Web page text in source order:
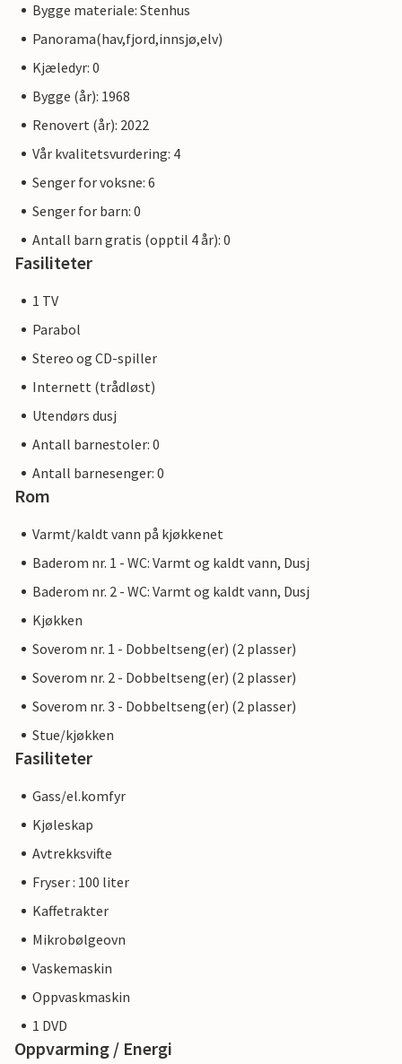
Bygge materiale: Stenhus
Panorama(hav,fjord,innsjø,elv)
Kjæledyr: 0
Bygge (år): 1968
Renovert (år): 2022
Vår kvalitetsvurdering: 4
Senger for voksne: 6
Senger for barn: 0
Antall barn gratis (opptil 4 år): 0
Fasiliteter
1 TV
Parabol
Stereo og CD-spiller
Internett (trådløst)
Utendørs dusj
Antall barnestoler: 0
Antall barnesenger: 0
Rom
Varmt/kaldt vann på kjøkkenet
Baderom nr. 1 - WC: Varmt og kaldt vann, Dusj
Baderom nr. 2 - WC: Varmt og kaldt vann, Dusj
Kjøkken
Soverom nr. 1 - Dobbeltseng(er) (2 plasser)
Soverom nr. 2 - Dobbeltseng(er) (2 plasser)
Soverom nr. 3 - Dobbeltseng(er) (2 plasser)
Stue/kjøkken
Fasiliteter
Gass/el.komfyr
Kjøleskap
Avtrekksvifte
Fryser : 100 liter
Kaffetrakter
Mikrobølgeovn
Vaskemaskin
Oppvaskmaskin
1 DVD
Oppvarming / Energi